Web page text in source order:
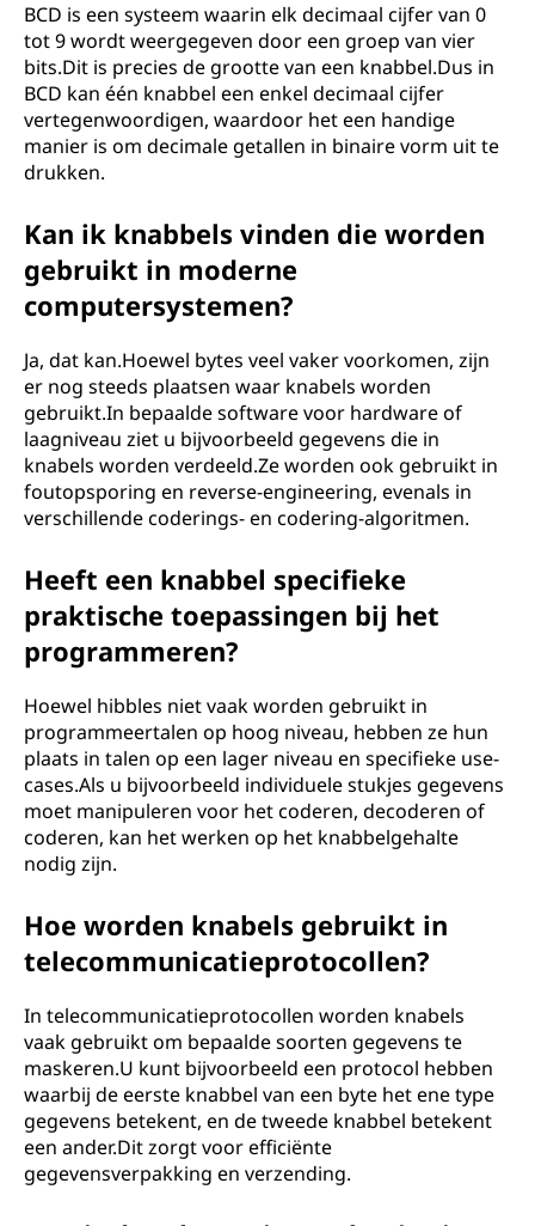
BCD is een systeem waarin elk decimaal cijfer van 0
tot 9 wordt weergegeven door een groep van vier
bits.Dit is precies de grootte van een knabbel.Dus in
BCD kan één knabbel een enkel decimaal cijfer
vertegenwoordigen, waardoor het een handige
manier is om decimale getallen in binaire vorm uit te
drukken.
Kan ik knabbels vinden die worden
gebruikt in moderne
computersystemen?
Ja, dat kan.Hoewel bytes veel vaker voorkomen, zijn
er nog steeds plaatsen waar knabels worden
gebruikt.In bepaalde software voor hardware of
laagniveau ziet u bijvoorbeeld gegevens die in
knabels worden verdeeld.Ze worden ook gebruikt in
foutopsporing en reverse-engineering, evenals in
verschillende coderings- en codering-algoritmen.
Heeft een knabbel specifieke
praktische toepassingen bij het
programmeren?
Hoewel hibbles niet vaak worden gebruikt in
programmeertalen op hoog niveau, hebben ze hun
plaats in talen op een lager niveau en specifieke use-
cases.Als u bijvoorbeeld individuele stukjes gegevens
moet manipuleren voor het coderen, decoderen of
coderen, kan het werken op het knabbelgehalte
nodig zijn.
Hoe worden knabels gebruikt in
telecommunicatieprotocollen?
In telecommunicatieprotocollen worden knabels
vaak gebruikt om bepaalde soorten gegevens te
maskeren.U kunt bijvoorbeeld een protocol hebben
waarbij de eerste knabbel van een byte het ene type
gegevens betekent, en de tweede knabbel betekent
een ander.Dit zorgt voor efficiënte
gegevensverpakking en verzending.